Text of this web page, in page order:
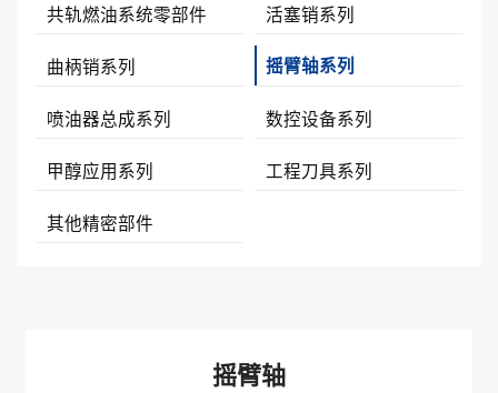
共轨燃油系统零部件 活塞销系列
曲柄销系列 摇臂轴系列
喷油器总成系列 数控设备系列
甲醇应用系列 工程刀具系列
其他精密部件
摇臂轴